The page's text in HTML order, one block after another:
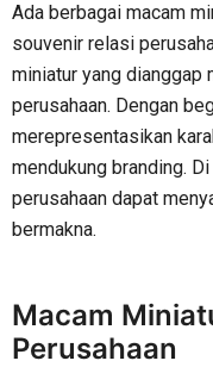
Ada berbagai macam
souvenir relasi
miniatur yang dianggap
perusahaan. Dengan
merepresentasikan
mendukung branding.
perusahaan dapat
bermakna.
Macam
Perusahaan